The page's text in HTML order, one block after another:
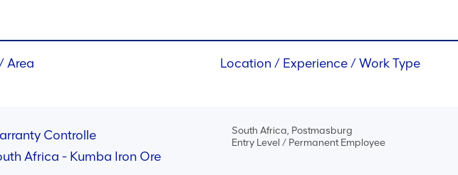
Area Location / Experience / Work Type
Controlle
Africa - Kumba Iron Ore
South Africa, Postmasburg
Entry Level / Permanent Employee